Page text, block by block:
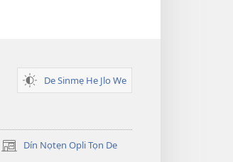
De Sinmẹ He Jlo We
Dín Nọtẹn Opli Tọn De
(opens